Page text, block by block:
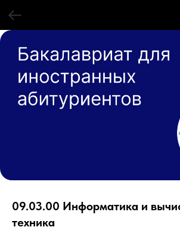
09.03.00 Информатика и
техника